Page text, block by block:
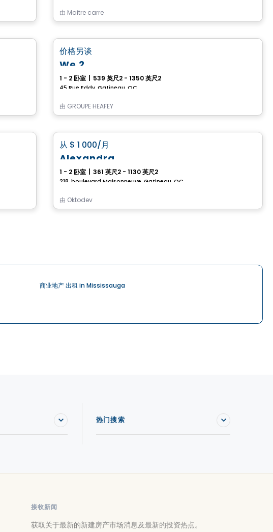
由 Maitre carre
公寓 公寓
价格另谈
We 2
1 - 2 卧室 539 英尺2 - 1350 英尺2
45 Rue Eddy, Gatineau, QC
由 GROUPE HEAFEY
公寓 公寓
从 $ 1 000/月
Alexandra
1 - 2 卧室 361 英尺2 - 1130 英尺2
218, boulevard Maisonneuve, Gatineau, QC
由 Oktodev
商业地产 出租 in Mississauga
热门搜索
接收新闻
获取关于最新的新建房产市场消息及最新的投资热点。